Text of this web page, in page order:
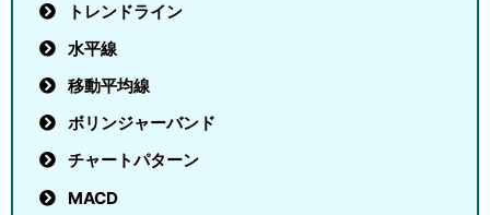
トレンドライン
水平線
移動平均線
ボリンジャーバンド
チャートパターン
MACD